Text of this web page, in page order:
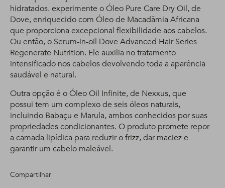
hidratados. experimente o Óleo Pure Care Dry Oil, de
Dove, enriquecido com Óleo de Macadâmia Africana
que proporciona excepcional flexibilidade aos cabelos.
Ou então, o Serum-in-oil Dove Advanced Hair Series
Regenerate Nutrition. Ele auxilia no tratamento
intensificado nos cabelos devolvendo toda a aparência
saudável e natural.
Outra opção é o Óleo Oil Infinite, de Nexxus, que
possui tem um complexo de seis óleos naturais,
incluindo Babaçu e Marula, ambos conhecidos por suas
propriedades condicionantes. O produto promete repor
a camada lipídica para reduzir o frizz, dar maciez e
garantir um cabelo maleável.
Compartilhar